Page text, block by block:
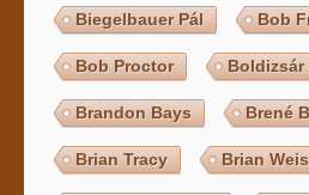
Biegelbauer Pál Bob
Bob Proctor
Brandon Bays Brené
Brian Tracy Brian